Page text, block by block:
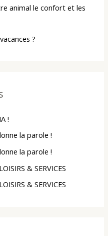
animal le confort et les
?
!
la parole !
la parole !
& SERVICES
& SERVICES